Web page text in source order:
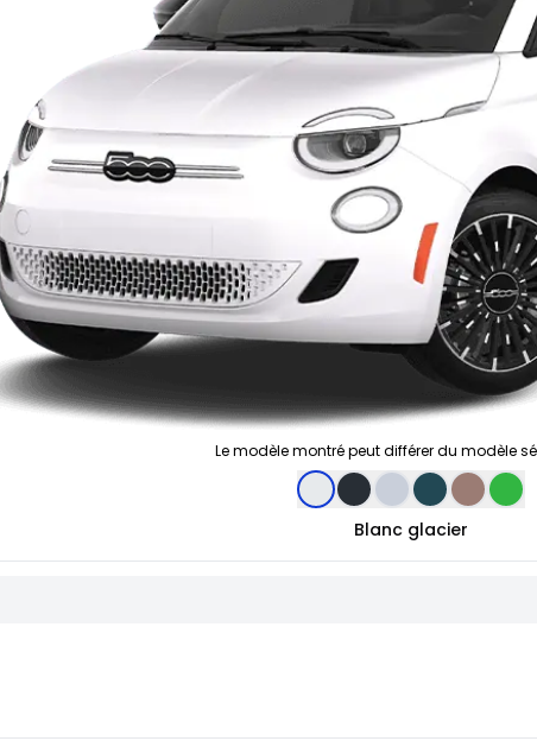
Le modèle montré peut différer du modèle
Blanc glacier